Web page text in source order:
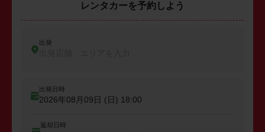
レンタカーを予約しよう
出発
出発日時
2026年08月09日 (日) 18:00
返却日時